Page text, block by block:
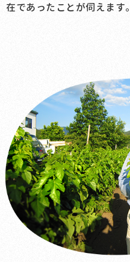
在であったことが伺えます。